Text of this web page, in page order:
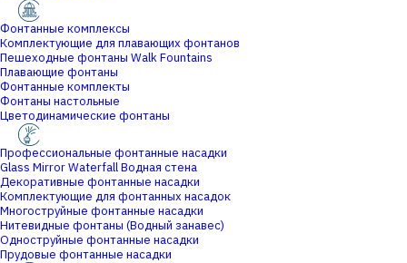
Фонтанные комплексы
Комплектующие для плавающих фонтанов
Пешеходные фонтаны Walk Fountains
Плавающие фонтаны
Фонтанные комплекты
Фонтаны настольные
Цветодинамические фонтаны
Профессиональные фонтанные насадки
Glass Mirror Waterfall Водная стена
Декоративные фонтанные насадки
Комплектующие для фонтанных насадок
Многоструйные фонтанные насадки
Нитевидные фонтаны (Водный занавес)
Одноструйные фонтанные насадки
Прудовые фонтанные насадки